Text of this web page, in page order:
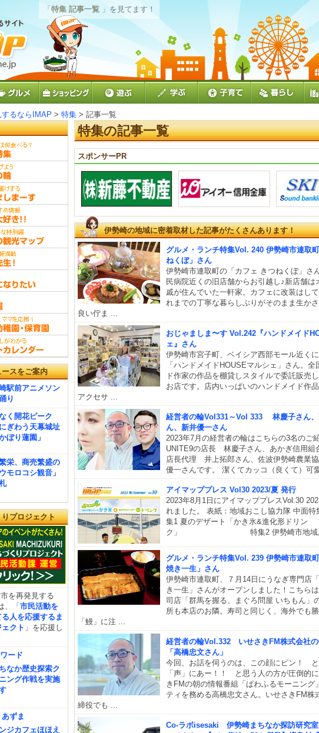
「特集 記事一覧 」を見てます！
るならIMAP > 特集 > 記事一覧
特集の記事一覧
スポンサーPR
伊勢崎の地域に密着取材した記事がたくさんあります！
グルメ・ランチ特集Vol. 240 伊勢崎市連取
ねくぼ」さん
伊勢崎市連取町の「カフェ きつねくぼ」さ
民病院近くの旧店舗からお引越し♪新店舗は
戚が住んでいた一軒家。カフェに改装はし
れまでの丁寧な暮らしぶりがそのまま生か
良い佇ま ...
おじゃましま〜す Vol.242『ハンドメイド
ェ』さん
伊勢崎市宮子町、ベイシア西部モール近く
「ハンドメイドHOUSEマルシェ」さん。全
ド作家の作品を棚貸しスタイルで委託販売
お店です。店内いっぱいのハンドメイド作品
アクセサ ...
経営者の輪Vol331～Vol 333 林慶子さん、
ん、新井優一さん
2023年7月の経営者の輪はこちらの3名のご
UNITE9の店長 林慶子さん、あかぎ信用組
店長代理 井上拓郎さん、佐波伊勢崎農業
優一さんです。 潔くてカッコ（良くて）可
アイマッププレス Vol30 2023/夏 発行
2023年8月1日にアイマッププレスVol.30
れました。 表紙：地域おこし協力隊 中面特
集1 夏のデザート「かき氷&進化形ドリン
ク」 特集2 伊勢崎市地域お
グルメ・ランチ特集Vol. 239 伊勢崎市連取
焼き一生」さん
伊勢崎市連取町、７月14日にうなぎ専門店
き一生」さんがオープンしました！こちら
司店「群馬を握る、まぐろ問屋 いちもん」
所も本店のお隣。寿司と同じく、海外でも
「鰻」に注 ...
経営者の輪Vol.332 いせさきFM株式会社
「高橋忠文さん」
今回、お話を伺うのは、この顔にピン！
「声」にあー！！ と思う人の方が圧倒的
きFMの朝の情報番組「ぱわふるモーニング
ティを務める高橋忠文さん。いせさきFM株
締役でも ...
Co-ラボisesaki 伊勢崎まちなか探訪研究室
スをご案内
駅前アニメソン
り
く開花ピーク
ぎわう天幕城址
ぼり蓮園」
栄、商売繁盛の
モロコシ観音」
プロジェクト
を再発見する
、「市民活動を
人を応援するま
クト 」を応援し
ード
なか歴史探索ク
ング作戦を実施
ずま
ジカフェほほえ